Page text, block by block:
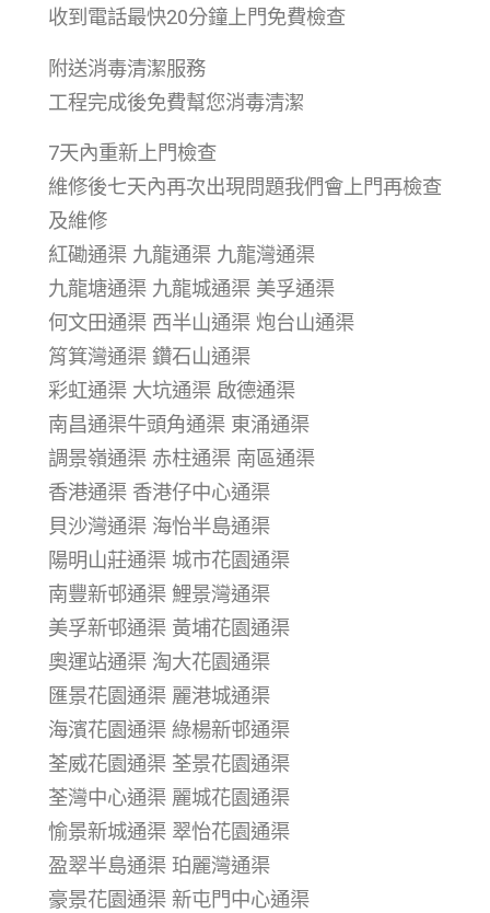
收到電話最快20分鐘上門免費檢查
附送消毒清潔服務
工程完成後免費幫您消毒清潔
7天內重新上門檢查
維修後七天內再次出現問題我們會上門再檢查
及維修
紅磡通渠 九龍通渠 九龍灣通渠
九龍塘通渠 九龍城通渠 美孚通渠
何文田通渠 西半山通渠 炮台山通渠
筲箕灣通渠 鑽石山通渠
彩虹通渠 大坑通渠 啟德通渠
南昌通渠牛頭角通渠 東涌通渠
調景嶺通渠 赤柱通渠 南區通渠
香港通渠 香港仔中心通渠
貝沙灣通渠 海怡半島通渠
陽明山莊通渠 城市花園通渠
南豐新邨通渠 鯉景灣通渠
美孚新邨通渠 黃埔花園通渠
奧運站通渠 淘大花園通渠
匯景花園通渠 麗港城通渠
海濱花園通渠 綠楊新邨通渠
荃威花園通渠 荃景花園通渠
荃灣中心通渠 麗城花園通渠
愉景新城通渠 翠怡花園通渠
盈翠半島通渠 珀麗灣通渠
豪景花園通渠 新屯門中心通渠